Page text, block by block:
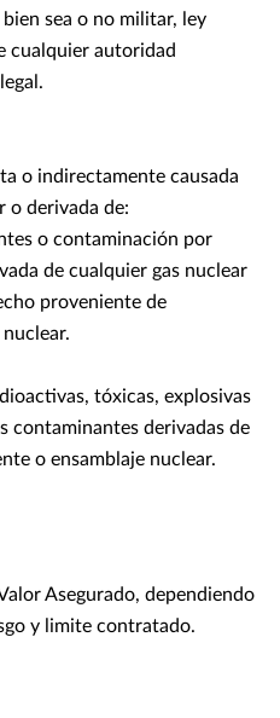
sea o no militar, ley
cualquier autoridad
o indirectamente causada
o derivada de:
o contaminación por
de cualquier gas nuclear
proveniente de
tóxicas, explosivas
contaminantes derivadas de
o ensamblaje nuclear.
Asegurado, dependiendo
y limite contratado.